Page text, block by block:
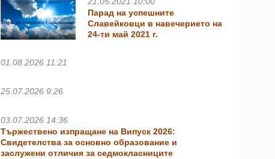
Парад на успешните
Славейковци в навечерието на
24-ти май 2021 г.
01.08.2026 11:21
25.07.2026 9:26
03.07.2026 14:36
Тържествено изпращане на Випуск 2026:
Свидетелства за основно образование и
заслужени отличия за седмокласниците